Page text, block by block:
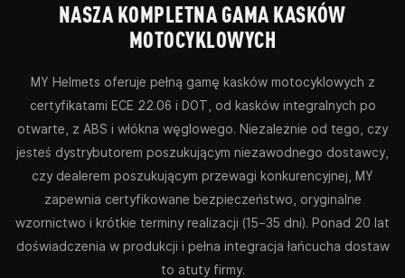
NASZA KOMPLETNA GAMA KASKÓW
MOTOCYKLOWYCH
MY Helmets oferuje pełną gamę kasków motocyklowych z
certyfikatami ECE 22.06 i DOT, od kasków integralnych po
otwarte, z ABS i włókna węglowego. Niezależnie od tego, czy
jesteś dystrybutorem poszukującym niezawodnego dostawcy,
czy dealerem poszukującym przewagi konkurencyjnej, MY
zapewnia certyfikowane bezpieczeństwo, oryginalne
wzornictwo i krótkie terminy realizacji (15–35 dni). Ponad 20 lat
doświadczenia w produkcji i pełna integracja łańcucha dostaw
to atuty firmy.